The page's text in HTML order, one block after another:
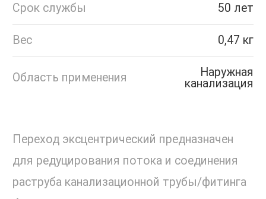
Срок службы 50 лет
Вес 0,47 кг
Область применения
Наружная
канализация
Переход эксцентрический предназначен
для редуцирования потока и соединения
раструба канализационной трубы/фитинга